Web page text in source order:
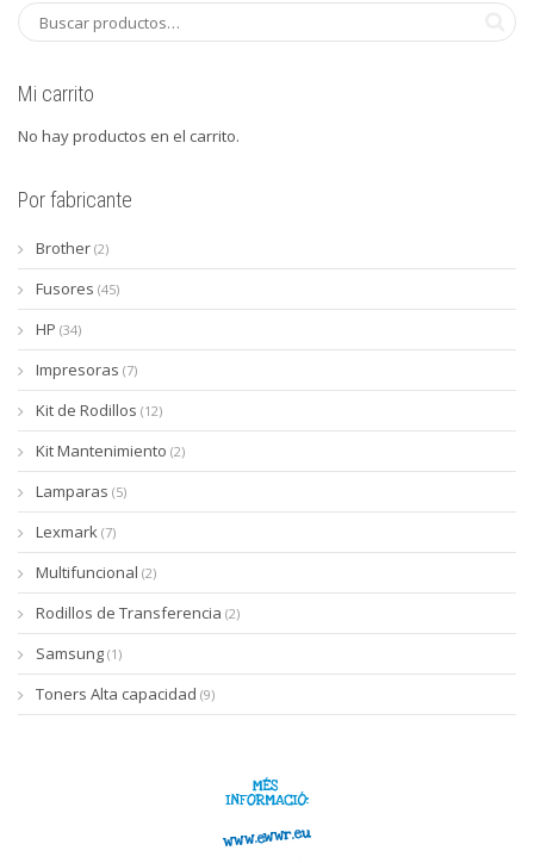
Mi carrito
No hay productos en el carrito.
Por fabricante
Brother (2)
Fusores (45)
HP (34)
Impresoras (7)
Kit de Rodillos (12)
Kit Mantenimiento (2)
Lamparas (5)
Lexmark (7)
Multifuncional (2)
Rodillos de Transferencia (2)
Samsung (1)
Toners Alta capacidad (9)